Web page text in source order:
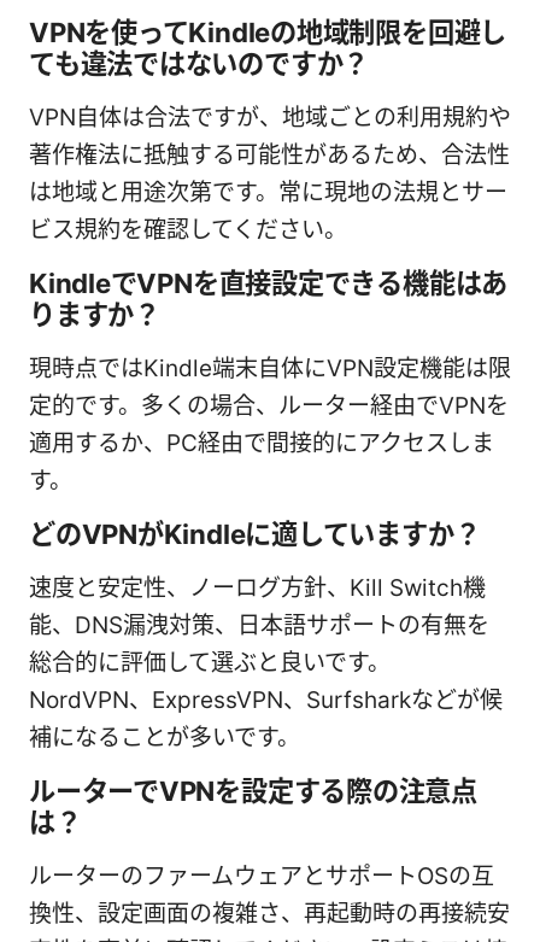
VPNを使ってKindleの地域制限を回避し
ても違法ではないのですか？
VPN自体は合法ですが、地域ごとの利用規約や
著作権法に抵触する可能性があるため、合法性
は地域と用途次第です。常に現地の法規とサー
ビス規約を確認してください。
KindleでVPNを直接設定できる機能はあ
りますか？
現時点ではKindle端末自体にVPN設定機能は限
定的です。多くの場合、ルーター経由でVPNを
適用するか、PC経由で間接的にアクセスしま
す。
どのVPNがKindleに適していますか？
速度と安定性、ノーログ方針、Kill Switch機
能、DNS漏洩対策、日本語サポートの有無を
総合的に評価して選ぶと良いです。
NordVPN、ExpressVPN、Surfsharkなどが候
補になることが多いです。
ルーターでVPNを設定する際の注意点
は？
ルーターのファームウェアとサポートOSの互
換性、設定画面の複雑さ、再起動時の再接続安